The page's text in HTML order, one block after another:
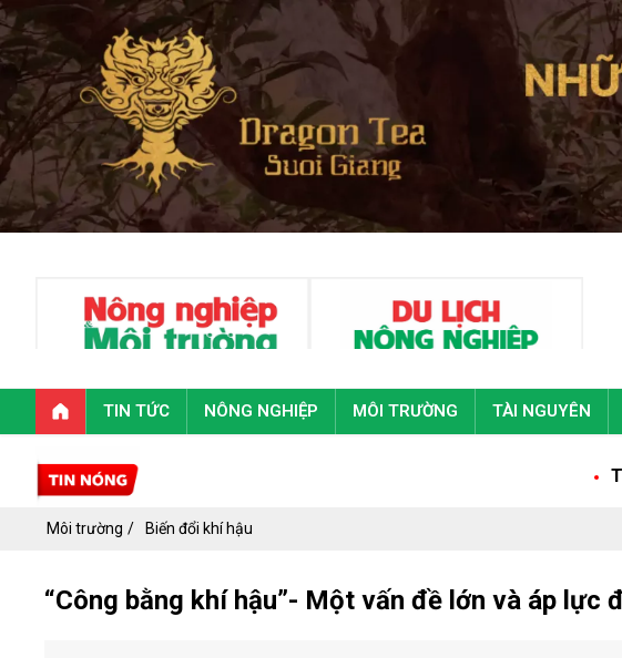
TIN TỨC NÔNG NGHIỆP MÔI TRƯỜNG TÀI NGUYÊN
Toàn văn
Môi trường Biến đổi khí hậu
“Công bằng khí hậu”- Một vấn đề lớn và áp lực